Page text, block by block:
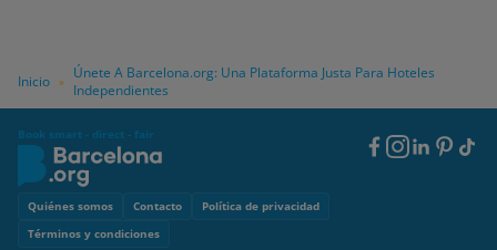
Inicio »
Únete A Barcelona.org: Una Plataforma Justa Para Hoteles
Independientes
Book smart - direct - fair
Footer
Social
Footer
Quiénes somos Contacto
Política de privacidad
Términos y condiciones